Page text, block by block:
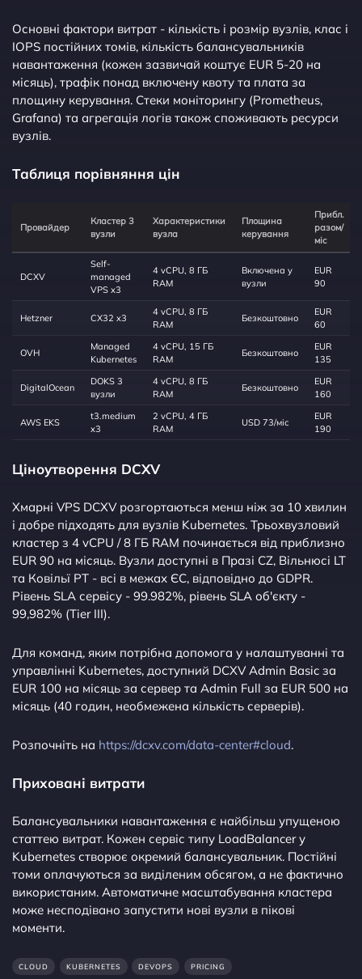
Основні фактори витрат - кількість і розмір вузлів, клас і
IOPS постійних томів, кількість балансувальників
навантаження (кожен зазвичай коштує EUR 5-20 на
місяць), трафік понад включену квоту та плата за
площину керування. Стеки моніторингу (Prometheus,
Grafana) та агрегація логів також споживають ресурси
вузлів.
Таблиця порівняння цін
Провайдер
Кластер 3
вузли
Характеристики
вузла
Площина
керування
Прибл.
разом/
міс
DCXV
Self-
managed
VPS x3
4 vCPU, 8 ГБ
RAM
Включена у
вузли
EUR
90
Hetzner CX32 x3
4 vCPU, 8 ГБ
RAM
Безкоштовно
EUR
60
OVH
Managed
Kubernetes
4 vCPU, 15 ГБ
RAM
Безкоштовно
EUR
135
DigitalOcean
DOKS 3
вузли
4 vCPU, 8 ГБ
RAM
Безкоштовно
EUR
160
AWS EKS
t3.medium
x3
2 vCPU, 4 ГБ
RAM
USD 73/міс
EUR
190
Ціноутворення DCXV
Хмарні VPS DCXV розгортаються менш ніж за 10 хвилин
і добре підходять для вузлів Kubernetes. Трьохвузловий
кластер з 4 vCPU / 8 ГБ RAM починається від приблизно
EUR 90 на місяць. Вузли доступні в Празі CZ, Вільнюсі LT
та Ковільї PT - всі в межах ЄС, відповідно до GDPR.
Рівень SLA сервісу - 99.982%, рівень SLA об'єкту -
99,982% (Tier III).
Для команд, яким потрібна допомога у налаштуванні та
управлінні Kubernetes, доступний DCXV Admin Basic за
EUR 100 на місяць за сервер та Admin Full за EUR 500 на
місяць (40 годин, необмежена кількість серверів).
Розпочніть на https://dcxv.com/data-center#cloud.
Приховані витрати
Балансувальники навантаження є найбільш упущеною
статтею витрат. Кожен сервіс типу LoadBalancer у
Kubernetes створює окремий балансувальник. Постійні
томи оплачуються за виділеним обсягом, а не фактично
використаним. Автоматичне масштабування кластера
може несподівано запустити нові вузли в пікові
моменти.
CLOUD KUBERNETES DEVOPS PRICING